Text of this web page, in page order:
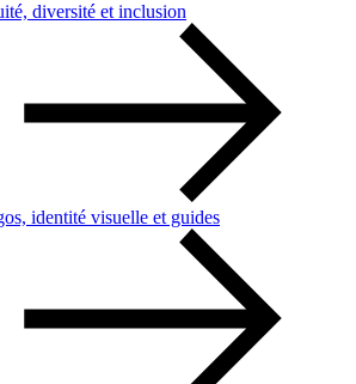
diversité et inclusion
identité visuelle et guides